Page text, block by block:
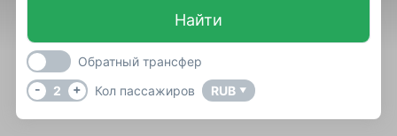
Найти
Обратный трансфер
-
2 + Кол пассажиров RUB ▼